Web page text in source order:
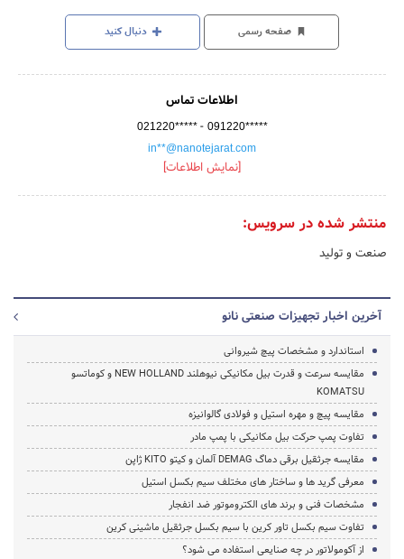
صفحه رسمی دنبال کنید
اطلاعات تماس
021220***** - 091220*****
in**@nanotejarat.com
[نمایش اطلاعات]
منتشر شده در سرویس:
صنعت و تولید
آخرین اخبار تجهیزات صنعتی نانو
استاندارد و مشخصات پیچ شیروانی
مقایسه سرعت و قدرت بیل مکانیکی نیوهلند NEW HOLLAND و کوماتسو
KOMATSU
مقایسه پیچ و مهره استیل و فولادی گالوانیزه
تفاوت پمپ حرکت بیل مکانیکی با پمپ مادر
مقایسه جرثقیل برقی دماگ DEMAG آلمان و کیتو KITO ژاپن
معرفی گرید ها و ساختار های مختلف سیم بکسل استیل
مشخصات فنی و برند های الکتروموتور ضد انفجار
تفاوت سیم بکسل تاور کرین با سیم بکسل جرثقیل ماشینی کرین
از آکومولاتور در چه صنایعی استفاده می شود؟